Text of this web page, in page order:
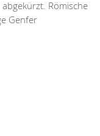
Römische
Genfer